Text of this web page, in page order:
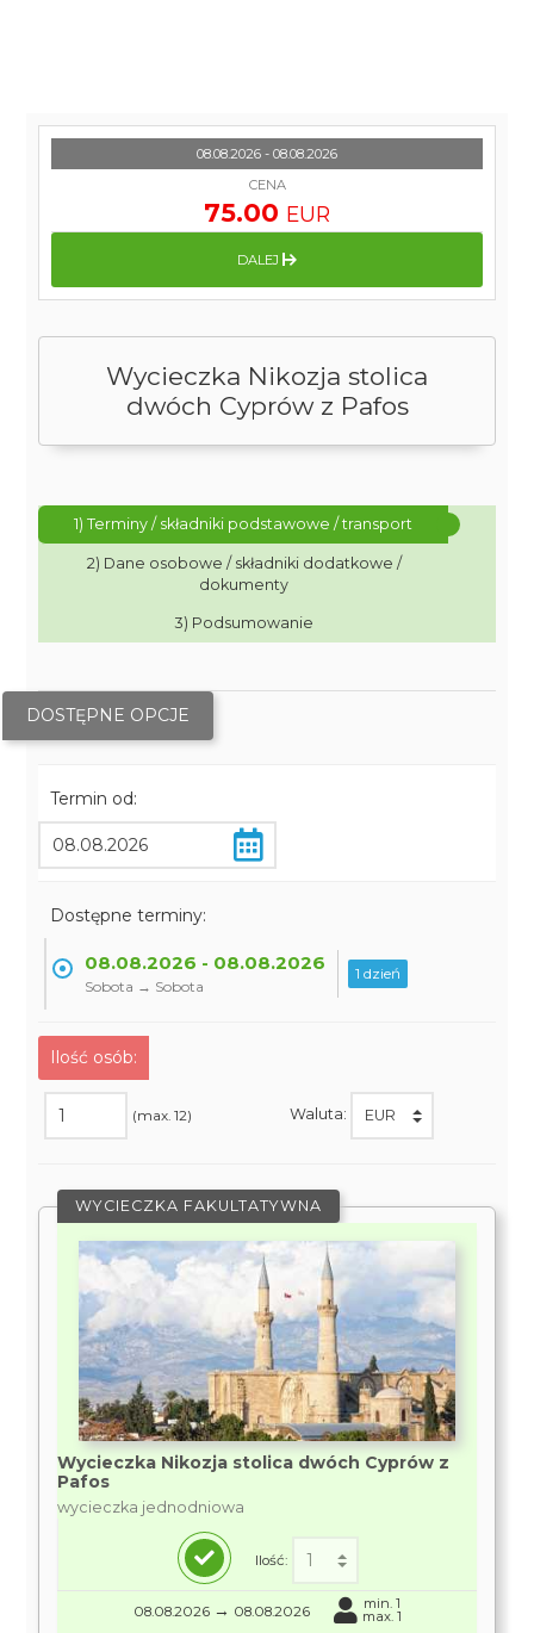
Wycieczka Nikozja stolica
dwóch Cyprów z Pafos
1) Terminy / składniki podstawowe / transport
2) Dane osobowe / składniki dodatkowe /
dokumenty
3) Podsumowanie
DOSTĘPNE OPCJE
Termin od:
Dostępne terminy:
08.08.2026 - 08.08.2026
Sobota → Sobota
1 dzień
Ilość osób:
(max. 12) Waluta:
WYCIECZKA FAKULTATYWNA
Wycieczka Nikozja stolica dwóch Cyprów z
Pafos
wycieczka jednodniowa
Ilość:
08.08.2026 → 08.08.2026 min. 1
max. 1
08.08.2026 - 08.08.2026
CENA
75.00 EUR
DALEJ